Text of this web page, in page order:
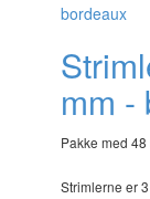
mm -
Pakke med
Strimlerne er